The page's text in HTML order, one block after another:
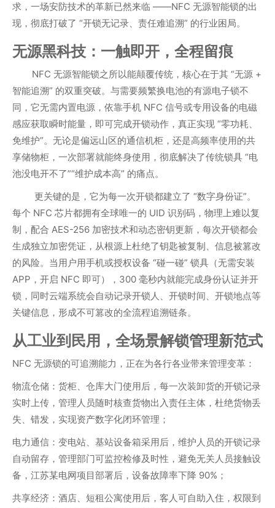
求，一场安防技术的革新已然来临 ——NFC 无源智能锁的出
现，彻底打破了 “开锁无记录、责任难追溯” 的行业困局。
无源黑科技：一触即开，全程留痕
NFC 无源智能锁之所以能颠覆传统，核心在于其 “无源 +
智能追溯” 的双重突破。与需要频繁换电池的有源电子锁不
同，它无需内置电源，依靠手机 NFC 信号或专用设备的电磁
感应获取瞬时能量，即可完成开锁动作，真正实现 “零功耗、
免维护”。无论是偏远山区的通信机柜，还是高频率使用的共
享储物柜，一次部署就能终身使用，彻底解决了传统锁具 “电
池没电开不了”“维护成本高” 的痛点。
更关键的是，它为每一次开锁都建立了 “数字身份证”。
每个 NFC 芯片都拥有全球唯一的 UID 识别码，物理上难以复
制，配合 AES-256 加密技术和动态密钥更新，每次开锁都会
生成独立加密凭证，从根源上杜绝了钥匙被复制、信息被篡改
的风险。当用户用手机或授权设备 “碰一碰” 锁具（无需安装
APP，开启 NFC 即可），300 毫秒内就能完成身份认证并开
锁，同时云端系统会自动记录开锁人、开锁时间、开锁地点等
关键信息，形成不可篡改的全流程追溯链条。
从工业到民用，全场景解锁管理新范式
NFC 无源锁的可追溯能力，正在为各行各业带来管理变革：
物流仓储 ：货柜、仓库大门使用后，每一次装卸货的开锁记录
实时上传，管理人员随时核查货物出入责任主体，杜绝货物丢
失、错发，实现资产数字化闭环管理；
电力通信 ：变电站、基站设备箱采用后，维护人员的开锁记录
自动留存，管理部门可监控检修及时性，避免无关人员接触设
备，江苏某电网项目部署后，设备故障率下降 90%；
共享经济 ：酒店、短租公寓使用后，客人可自助入住，权限到